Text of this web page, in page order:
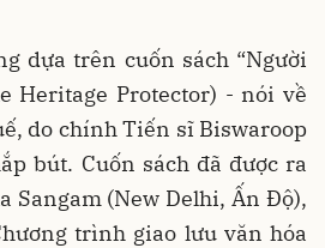
dựa trên cuốn sách “Người
Heritage Protector) - nói về
do chính Tiến sĩ Biswaroop
bút. Cuốn sách đã được ra
Sangam (New Delhi, Ấn Độ),
trình giao lưu văn hóa